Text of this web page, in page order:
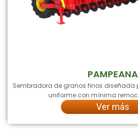
PAMPEANA
Sembradora de granos finos diseñada
uniforme con mínima
Ver más